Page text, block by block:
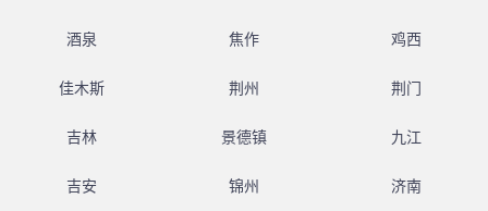
酒泉 焦作 鸡西
佳木斯 荆州 荆门
吉林 景德镇 九江
吉安 锦州 济南